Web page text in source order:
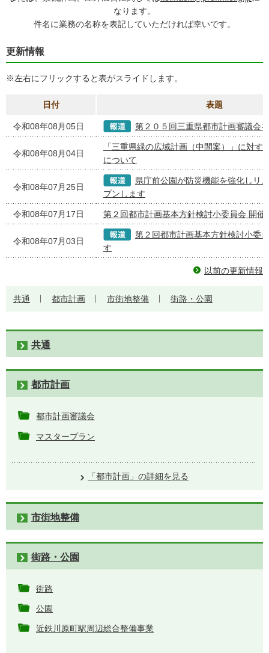
なります。
件名に業務の名称を表記していただければ幸いです。
更新情報
※左右にフリックすると表がスライドします。
日付 表題
令和08年08月05日 第２０５回三重県都市計画審議会
令和08年08月04日
「三重県緑の広域計画（中間案）」に対す
について
令和08年07月25日
県庁前公園が防災機能を強化しリ
プンします
令和08年07月17日 第２回都市計画基本方針検討小委員会 開催
令和08年07月03日
第２回都市計画基本方針検討小委
す
以前の更新情報
共通 都市計画 市街地整備 街路・公園
共通
都市計画
都市計画審議会
マスタープラン
「都市計画」の詳細を見る
市街地整備
街路・公園
街路
公園
近鉄川原町駅周辺総合整備事業